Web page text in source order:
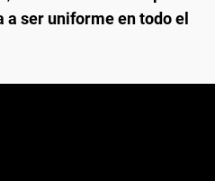
a ser uniforme en todo el